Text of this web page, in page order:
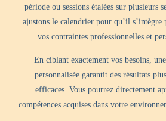
période ou sessions étalées sur plusieurs
ajustons le calendrier pour qu’il s’intègre
vos contraintes professionnelles et
En ciblant exactement vos besoins,
personnalisée garantit des résultats
efficaces. Vous pourrez directement
compétences acquises dans votre